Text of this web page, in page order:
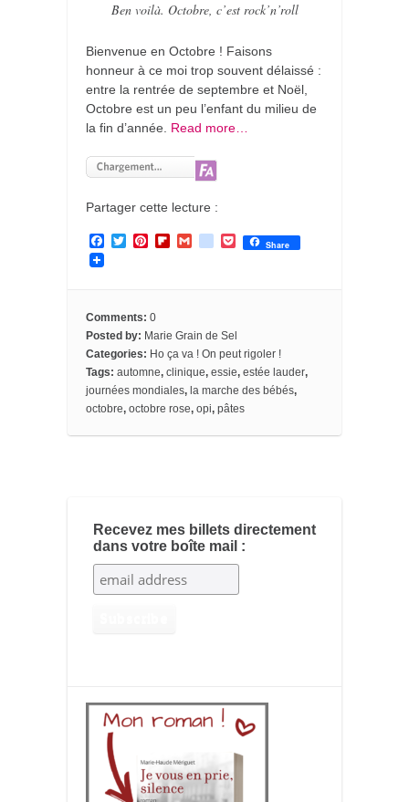
Ben voilà. Octobre, c’est rock’n’roll
Bienvenue en Octobre ! Faisons
honneur à ce moi trop souvent délaissé :
entre la rentrée de septembre et Noël,
Octobre est un peu l’enfant du milieu de
la fin d’année. Read more…
Partager cette lecture :
F
o
k
T
e
r
P
r
e
s
t
F
a
r
d
b
o
o
k
m
a
P
o
Share
Comments: 0
Posted by: Marie Grain de Sel
Categories: Ho ça va ! On peut rigoler !
Tags: automne, clinique, essie, estée lauder,
journées mondiales, la marche des bébés,
octobre, octobre rose, opi, pâtes
Recevez mes billets directement
dans votre boîte mail :